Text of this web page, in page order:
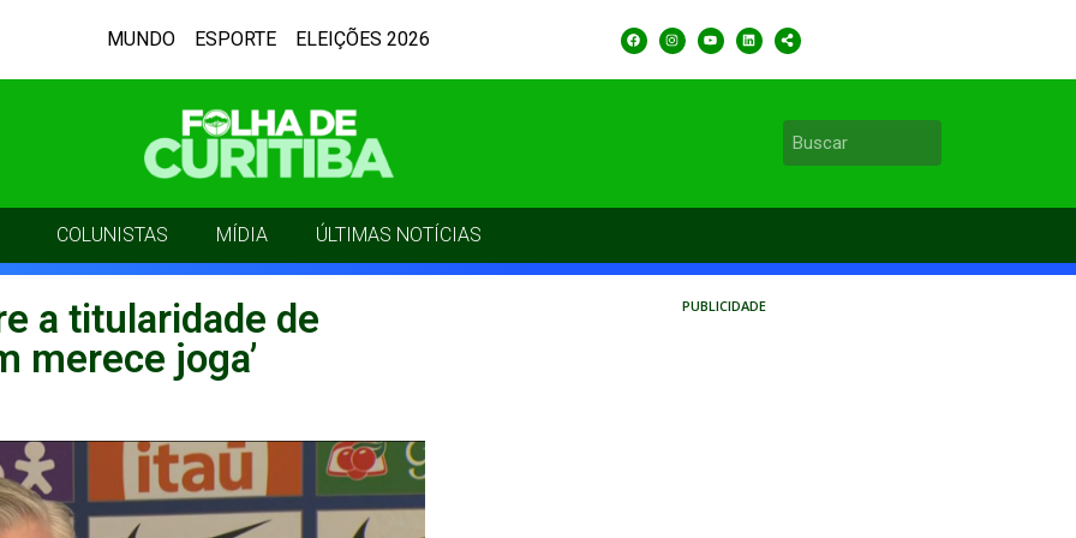
MUNDO ESPORTE ELEIÇÕES 2026
COLUNISTAS MÍDIA ÚLTIMAS NOTÍCIAS
a titularidade de
merece joga’
PUBLICIDADE